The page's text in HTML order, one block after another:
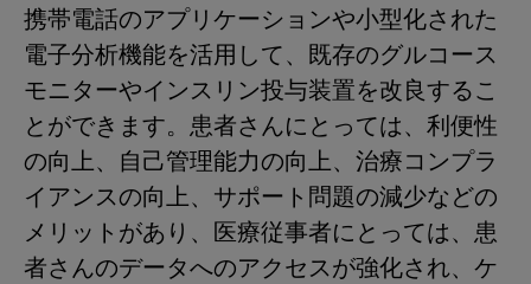
携帯電話のアプリケーションや小型化された
電子分析機能を活用して、既存のグルコース
モニターやインスリン投与装置を改良するこ
とができます。患者さんにとっては、利便性
の向上、自己管理能力の向上、治療コンプラ
イアンスの向上、サポート問題の減少などの
メリットがあり、医療従事者にとっては、患
者さんのデータへのアクセスが強化され、ケ